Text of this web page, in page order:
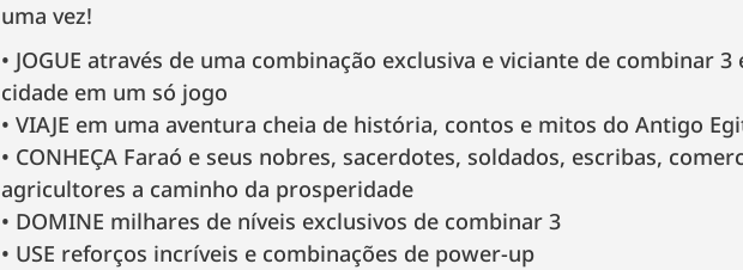
uma vez!
JOGUE através de uma combinação exclusiva e viciante de combinar
cidade em um só jogo
VIAJE em uma aventura cheia de história, contos e mitos do Antigo
CONHEÇA Faraó e seus nobres, sacerdotes, soldados, escribas,
agricultores a caminho da prosperidade
DOMINE milhares de níveis exclusivos de combinar 3
USE reforços incríveis e combinações de power-up